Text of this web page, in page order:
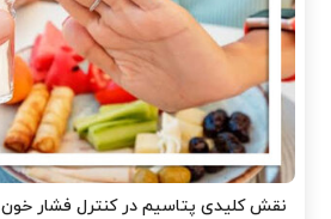
نقش کلیدی پتاسیم در کنترل فشار خون